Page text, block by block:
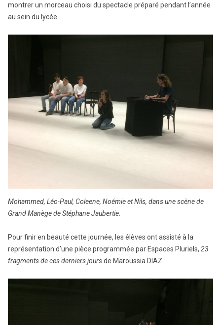
montrer un morceau choisi du spectacle préparé pendant l’année
au sein du lycée.
Mohammed, Léo-Paul, Coleene, Noémie et Nils, dans une scène de
Grand Manège de Stéphane Jaubertie.
Pour finir en beauté cette journée, les élèves ont assisté à la
représentation d’une pièce programmée par Espaces Pluriels, 23
fragments de ces derniers joursde Maroussia DIAZ.